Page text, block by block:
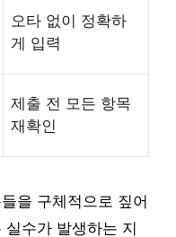
오타 없이 정확하
게 입력
제출 전 모든 항목
재확인
을 구체적으로 짚어
수가 발생하는 지